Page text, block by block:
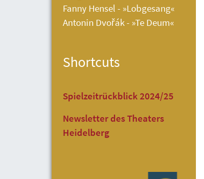
Fanny Hensel - »Lobgesang«
Antonin Dvořák - »Te Deum«
Shortcuts
Spielzeitrückblick 2024/25
Newsletter des Theaters
Heidelberg